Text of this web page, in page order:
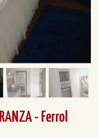
- Ferrol